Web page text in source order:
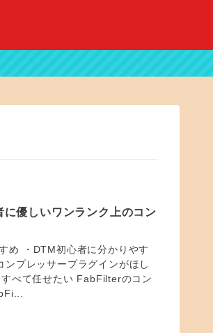
優しいワンランク上のコン
め ・DTM初心者に分かりやす
ンプレッサープラグインがほし
べて任せたい FabFilterのコン